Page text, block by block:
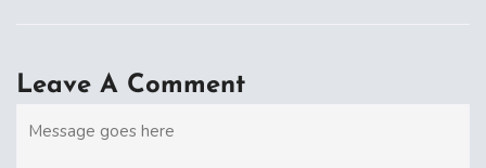
Leave A Comment